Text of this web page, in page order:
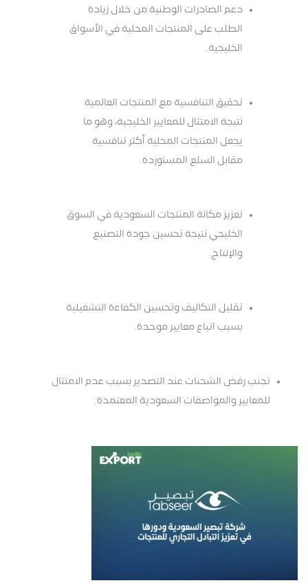
دعم الصادرات الوطنية من خلال زيادة
الطلب على المنتجات المحلية في الأسواق
الخليجية.
تحقيق التنافسية مع المنتجات العالمية
نتيجة الامتثال للمعايير الخليجية، وهو ما
يجعل المنتجات المحلية أكثر تنافسية
مقابل السلع المستوردة.
تعزيز مكانة المنتجات السعودية في السوق
الخليجي نتيجة تحسين جودة التصنيع
والإنتاج.
تقليل التكاليف وتحسين الكفاءة التشغيلية
بسبب اتباع معايير موحدة.
تجنب رفض الشحنات عند التصدير بسبب عدم الامتثال
للمعايير والمواصفات السعودية المعتمدة.